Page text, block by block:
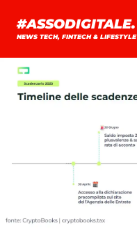
#ASSODIGITALE.
NEWS TECH, FINTECH & LIFESTYLE